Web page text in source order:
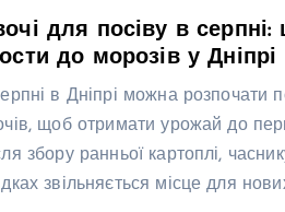
для посіву в серпні:
до морозів у Дніпрі
в Дніпрі можна розпочати
щоб отримати урожай до
збору ранньої картоплі,
звільняється місце для